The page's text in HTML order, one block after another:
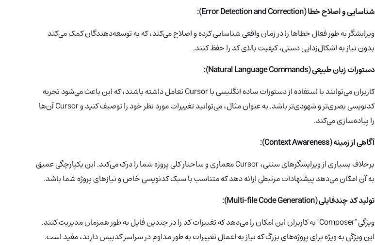
شناسایی و اصلاح خطا (Error Detection and Correction):
ویرایشگر به طور فعال خطاها را در زمان واقعی شناسایی کرده و اصلاح می‌کند، که به توسعه‌دهندگان کمک می‌کند
بدون نیاز به اشکال‌زدایی دستی، کیفیت بالای کد را حفظ کنند.
دستورات زبان طبیعی (Natural Language Commands):
کاربران می‌توانند با استفاده از دستورات ساده انگلیسی با Cursor تعامل داشته باشند، که این باعث می‌شود تجربه
کدنویسی بصری‌تر و شهودی‌تر باشد. به عنوان مثال، می‌توانید تغییرات مورد نظر خود را توصیف کنید و Cursor آن‌ها
را پیاده‌سازی می‌کند.
آگاهی از زمینه (Context Awareness):
برخلاف بسیاری از ویرایشگرهای سنتی، Cursor معماری و ساختار کلی پروژه شما را درک می‌کند. این یکپارچگی عمیق
به آن امکان می‌دهد پیشنهادات مرتبطی ارائه دهد که متناسب با سبک کدنویسی خاص و نیازهای پروژه شما باشد.
تولید کد چندفایلی (Multi-file Code Generation):
ویژگی "Composer" به کاربران این امکان را می‌دهد که تغییرات کد را در چندین فایل به طور همزمان مدیریت کنند.
این ویژگی به ویژه برای پروژه‌های بزرگ که نیاز به اعمال تغییرات به طور مداوم در سراسر کدبیس دارند، مفید است.